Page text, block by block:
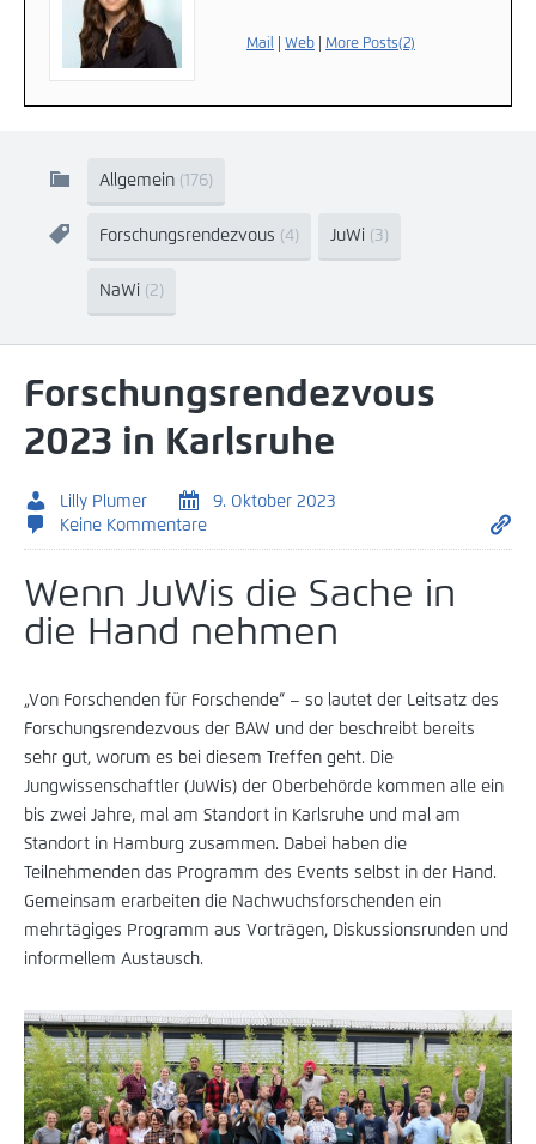
Mail Web More Posts(2)
Allgemein (176)
Forschungsrendezvous (4) JuWi (3)
NaWi (2)
Forschungsrendezvous
2023 in Karlsruhe
Lilly Plumer
9. Oktober 2023
Keine Kommentare
Wenn JuWis die Sache in
die Hand nehmen
„Von Forschenden für Forschende“ – so lautet der Leitsatz des
Forschungsrendezvous der BAW und der beschreibt bereits
sehr gut, worum es bei diesem Treffen geht. Die
Jungwissenschaftler (JuWis) der Oberbehörde kommen alle ein
bis zwei Jahre, mal am Standort in Karlsruhe und mal am
Standort in Hamburg zusammen. Dabei haben die
Teilnehmenden das Programm des Events selbst in der Hand.
Gemeinsam erarbeiten die Nachwuchsforschenden ein
mehrtägiges Programm aus Vorträgen, Diskussionsrunden und
informellem Austausch.